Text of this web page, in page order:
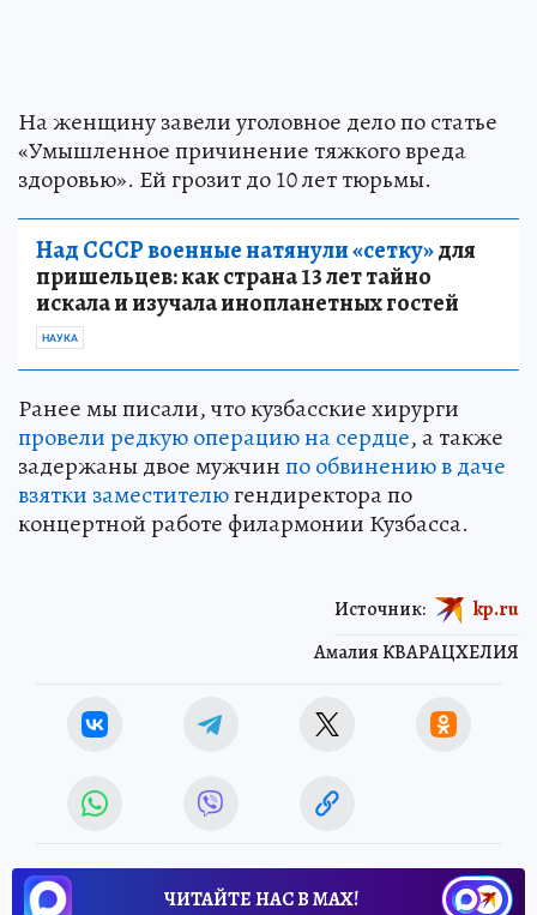
На женщину завели уголовное дело по статье
«Умышленное причинение тяжкого вреда
здоровью». Ей грозит до 10 лет тюрьмы.
Над СССР военные натянули «сетку»для
пришельцев: как страна 13 лет тайно
искала и изучала инопланетных гостей
НАУКА
Ранее мы писали, что кузбасские хирурги
провели редкую операцию на сердце, а также
задержаны двое мужчинпо обвинению в даче
взятки заместителюгендиректора по
концертной работе филармонии Кузбасса.
Амалия КВАРАЦХЕЛИЯ
Источник: kp.ru
ЧИТАЙТЕ НАС В МАХ!